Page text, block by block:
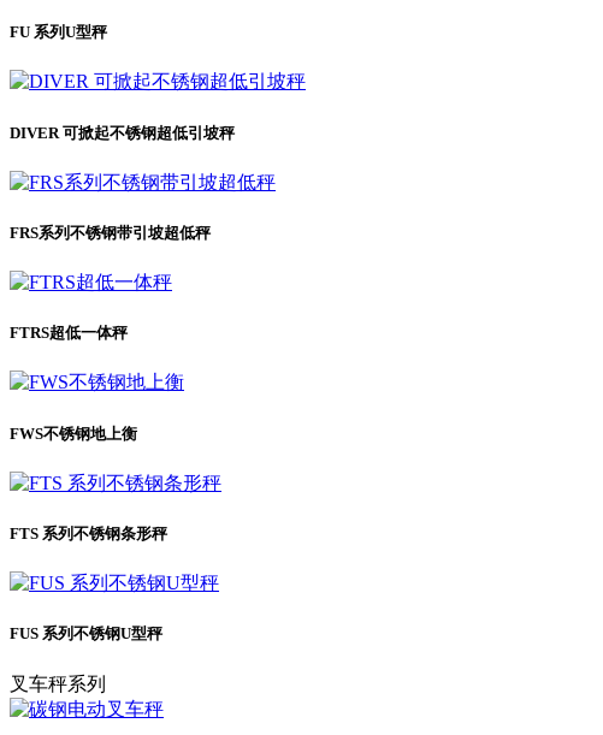
FU 系列U型秤
DIVER 可掀起不锈钢超低引坡秤
FRS系列不锈钢带引坡超低秤
FTRS超低一体秤
FWS不锈钢地上衡
FTS 系列不锈钢条形秤
FUS 系列不锈钢U型秤
叉车秤系列